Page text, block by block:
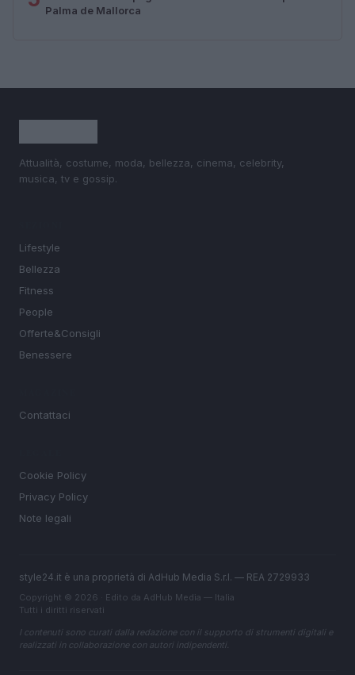
Palma de Mallorca
Attualità, costume, moda, bellezza, cinema, celebrity,
musica, tv e gossip.
Lifestyle
Bellezza
Fitness
People
Offerte&Consigli
Benessere
Contattaci
Cookie Policy
Privacy Policy
Note legali
style24.it è una proprietà di AdHub Media S.r.l. — REA 2729933
Copyright © 2026 · Edito da AdHub Media — Italia
Tutti i diritti riservati
I contenuti sono curati dalla redazione con il supporto di strumenti digitali e
realizzati in collaborazione con autori indipendenti.